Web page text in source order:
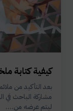
كيفية كتابة
بعد التأكيد من
مشاركة الباحث في
ليتم عرضه من....